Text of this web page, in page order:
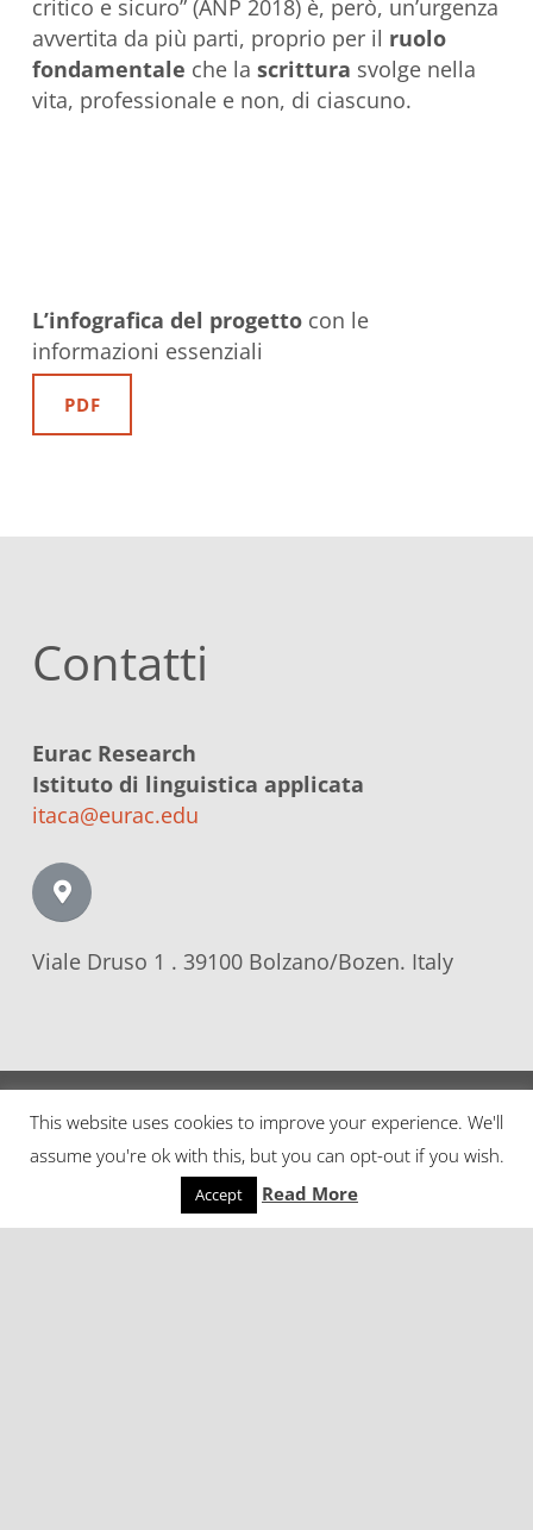
critico e sicuro” (ANP 2018) è, però, un’urgenza
avvertita da più parti, proprio per il ruolo
fondamentale che la scrittura svolge nella
vita, professionale e non, di ciascuno.
L’infografica del progetto con le
informazioni essenziali
PDF
Contatti
Eurac Research
Istituto di linguistica applicata
itaca@eurac.edu
Viale Druso 1 . 39100 Bolzano/Bozen. Italy
This website uses cookies to improve your experience. We'll
assume you're ok with this, but you can opt-out if you wish.
Accept Read More